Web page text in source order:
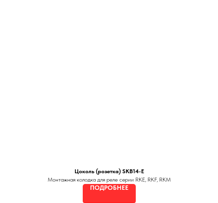
Цоколь (розетка) SKB14-E
Монтажная колодка для реле серии RKE, RKF, RKM
ПОДРОБНЕЕ